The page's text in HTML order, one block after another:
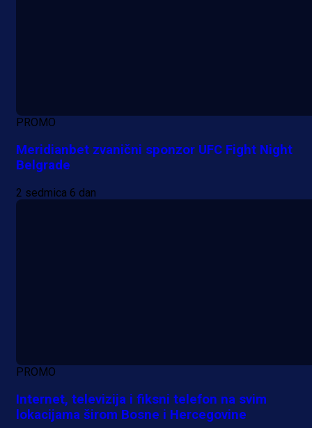
PROMO
Meridianbet zvanični sponzor UFC Fight Night
Belgrade
2 sedmica 6 dan
PROMO
Internet, televizija i fiksni telefon na svim
lokacijama širom Bosne i Hercegovine